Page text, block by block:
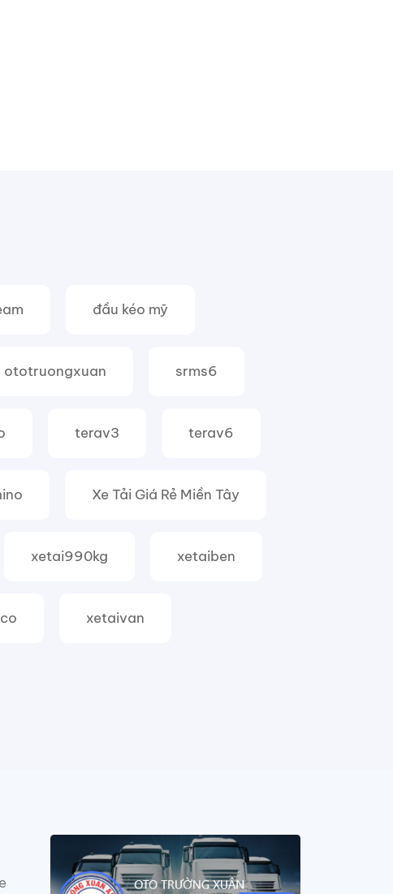
đầu kéo mỹ
ototruongxuan srms6
terav3 terav6
Xe Tải Giá Rẻ Miền Tây
xetai990kg xetaiben
xetaivan